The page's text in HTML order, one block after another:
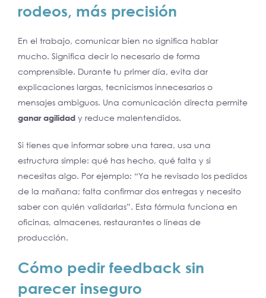
rodeos, más precisión
En el trabajo, comunicar bien no significa hablar
mucho. Significa decir lo necesario de forma
comprensible. Durante tu primer día, evita dar
explicaciones largas, tecnicismos innecesarios o
mensajes ambiguos. Una comunicación directa permite
ganar agilidad y reduce malentendidos.
Si tienes que informar sobre una tarea, usa una
estructura simple: qué has hecho, qué falta y si
necesitas algo. Por ejemplo: “Ya he revisado los pedidos
de la mañana; falta confirmar dos entregas y necesito
saber con quién validarlas”. Esta fórmula funciona en
oficinas, almacenes, restaurantes o líneas de
producción.
Cómo pedir feedback sin
parecer inseguro